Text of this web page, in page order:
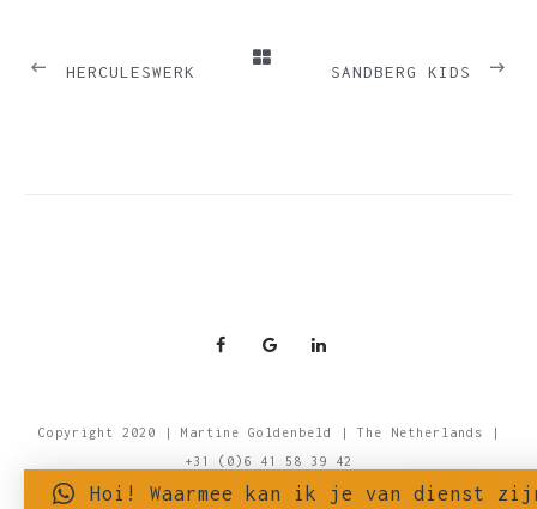
HERCULESWERK SANDBERG KIDS
Copyright 2020 | Martine Goldenbeld | The Netherlands |
+31 (0)6 41 58 39 42
Meer informatie over Privacy & Cookies lees je hier.
Hoi! Waarmee kan ik je van dienst